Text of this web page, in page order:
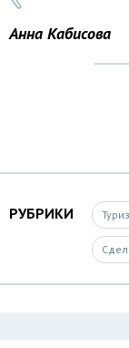
Анна Кабисова
РУБРИКИ